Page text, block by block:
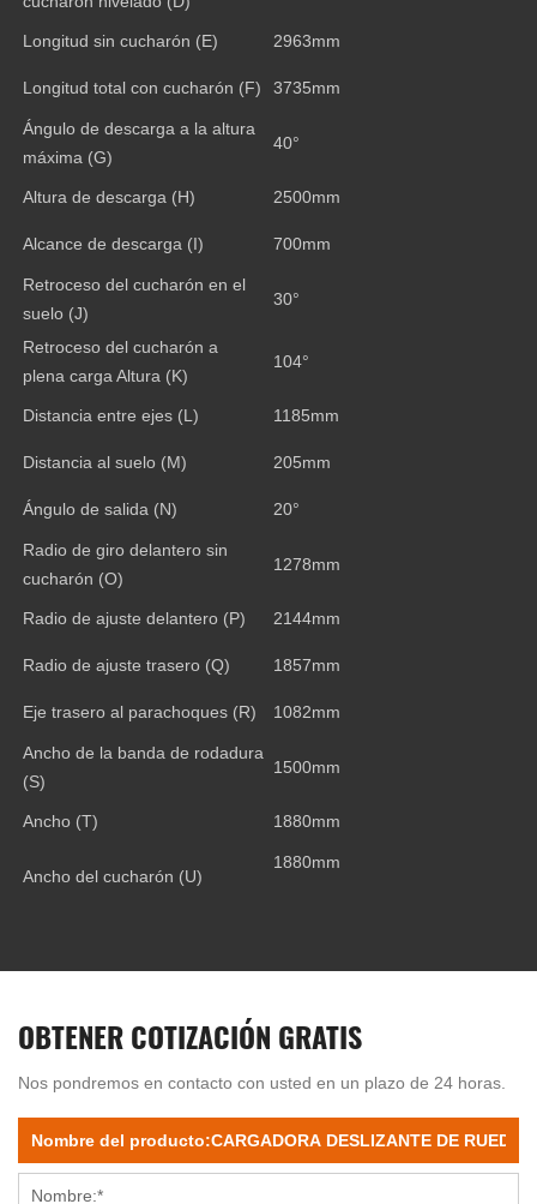
Longitud sin cucharón (E) 2963mm
Longitud total con cucharón (F) 3735mm
Ángulo de descarga a la altura
máxima (G)
40°
Altura de descarga (H) 2500mm
Alcance de descarga (I) 700mm
Retroceso del cucharón en el
suelo (J)
30°
Retroceso del cucharón a
plena carga Altura (K)
104°
Distancia entre ejes (L) 1185mm
Distancia al suelo (M) 205mm
Ángulo de salida (N) 20°
Radio de giro delantero sin
cucharón (O)
1278mm
Radio de ajuste delantero (P) 2144mm
Radio de ajuste trasero (Q) 1857mm
Eje trasero al parachoques (R) 1082mm
Ancho de la banda de rodadura
(S)
1500mm
Ancho (T) 1880mm
Ancho del cucharón (U)
1880mm
OBTENER COTIZACIÓN GRATIS
Nos pondremos en contacto con usted en un plazo de 24 horas.